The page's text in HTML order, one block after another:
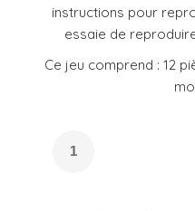
instructions pour
essaie de
Ce jeu comprend : 12